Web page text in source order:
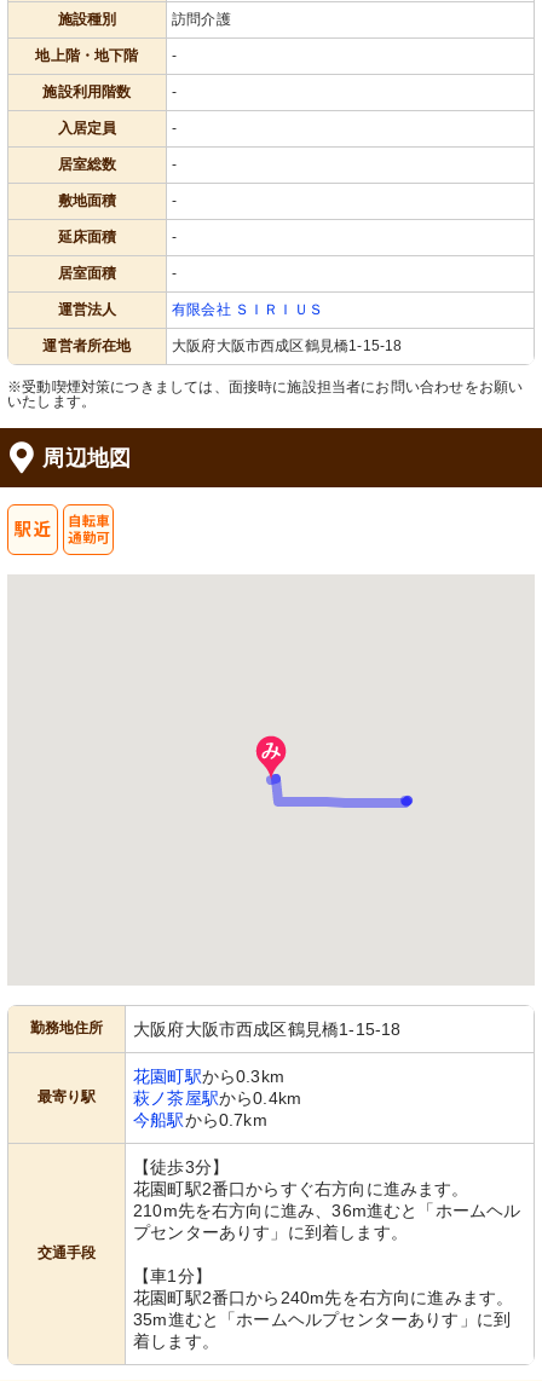
施設種別 訪問介護
地上階・地下階 -
施設利用階数 -
入居定員 -
居室総数 -
敷地面積 -
延床面積 -
居室面積 -
運営法人 有限会社 ＳＩＲＩＵＳ
運営者所在地 大阪府大阪市西成区鶴見橋1-15-18
※受動喫煙対策につきましては、面接時に施設担当者にお問い合わせをお願い
いたします。
周辺地図
勤務地住所 大阪府大阪市西成区鶴見橋1-15-18
最寄り駅
花園町駅から0.3km
萩ノ茶屋駅から0.4km
今船駅から0.7km
交通手段
【徒歩3分】
花園町駅2番口からすぐ右方向に進みます。
210m先を右方向に進み、36m進むと「ホームヘル
プセンターありす」に到着します。
【車1分】
花園町駅2番口から240m先を右方向に進みます。
35m進むと「ホームヘルプセンターありす」に到
着します。